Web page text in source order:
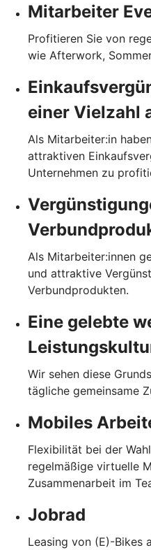
Mitarbeiter
Profitieren Sie von
wie Afterwork,
einer Vielzahl
Als Mitarbeiter:in
attraktiven
Unternehmen zu
Als Mitarbeiter:innen
und attraktive
Verbundprodukten.
Eine gelebte
Wir sehen diese
tägliche gemeinsame
Mobiles
Flexibilität bei der
regelmäßige virtuelle
Zusammenarbeit im
Jobrad
Leasing von (E)-Bikes